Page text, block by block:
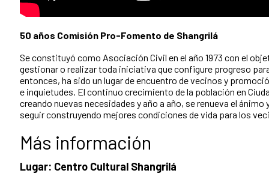
50 años Comisión Pro-Fomento de Shangrilá
Se constituyó como Asociación Civil en el año 1973 con el
gestionar o realizar toda iniciativa que configure progreso
entonces, ha sido un lugar de encuentro de vecinos y
e inquietudes. El continuo crecimiento de la población en
creando nuevas necesidades y año a año, se renueva el
seguir construyendo mejores condiciones de vida para los
Más información
Lugar: Centro Cultural Shangrilá